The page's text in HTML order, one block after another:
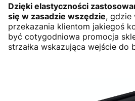
Dzięki elastyczności
się w zasadzie wszędzie, gdzie
przekazania klientom jakiegoś
być cotygodniowa promocja
strzałka wskazująca wejście do